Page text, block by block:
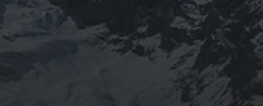
septembre 2024
août 2024
CATÉGORIES